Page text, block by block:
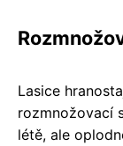
Lasice
rozmnožovací
létě, ale